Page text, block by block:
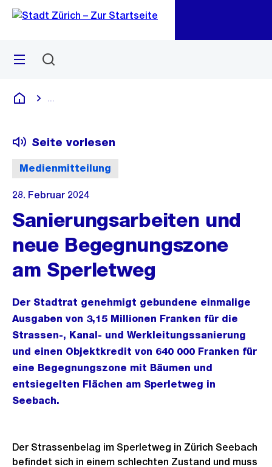
Navigation
Sprunglink
Menü
Deutsch
Medienmitteilung
Seite vorlesen
28. Februar 2024
Sanierungsarbeiten und
neue Begegnungszone
am Sperletweg
Der Stadtrat genehmigt gebundene einmalige
Ausgaben von 3,15 Millionen Franken für die
Strassen-, Kanal- und Werkleitungssanierung
und einen Objektkredit von 640 000 Franken für
eine Begegnungszone mit Bäumen und
entsiegelten Flächen am Sperletweg in
Seebach.
Der Strassenbelag im Sperletweg in Zürich Seebach
befindet sich in einem schlechten Zustand und muss